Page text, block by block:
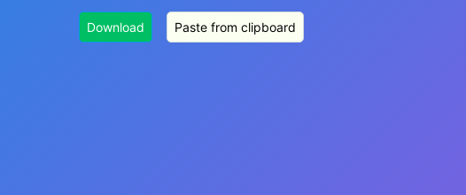
Download Paste from clipboard